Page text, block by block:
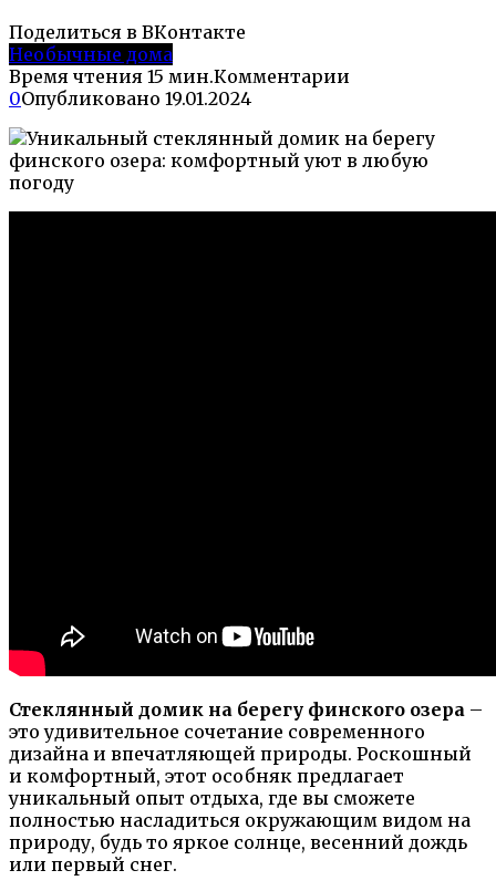
Поделиться в ВКонтакте
Необычные дома
Время чтения 15 мин.Комментарии
0Опубликовано 19.01.2024
Стеклянный домик на берегу финского озера –
это удивительное сочетание современного
дизайна и впечатляющей природы. Роскошный
и комфортный, этот особняк предлагает
уникальный опыт отдыха, где вы сможете
полностью насладиться окружающим видом на
природу, будь то яркое солнце, весенний дождь
или первый снег.